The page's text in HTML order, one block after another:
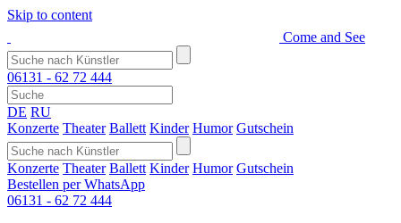
Skip to content
Come and See
06131 - 62 72 444
DE RU
Konzerte Theater Ballett Kinder Humor Gutschein
Konzerte Theater Ballett Kinder Humor Gutschein
Bestellen per WhatsApp
06131 - 62 72 444